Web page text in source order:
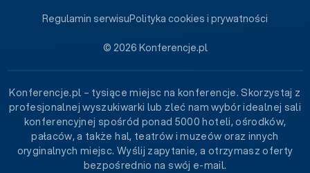
© 2026 Konferencje.pl
Regulamin serwisuPolityka cookies i prywatności
Konferencje.pl – tysiące miejsc na konferencje. Skorzystaj z
profesjonalnej wyszukiwarki lub zleć nam wybór idealnej sali
konferencyjnej spośród ponad 5000 hoteli, ośrodków,
pałaców, a także hal, teatrów i muzeów oraz innych
oryginalnych miejsc. Wyślij zapytanie, a otrzymasz oferty
bezpośrednio na swój e-mail.